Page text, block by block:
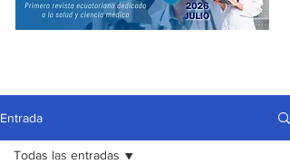
Entrada
Todas las entradas